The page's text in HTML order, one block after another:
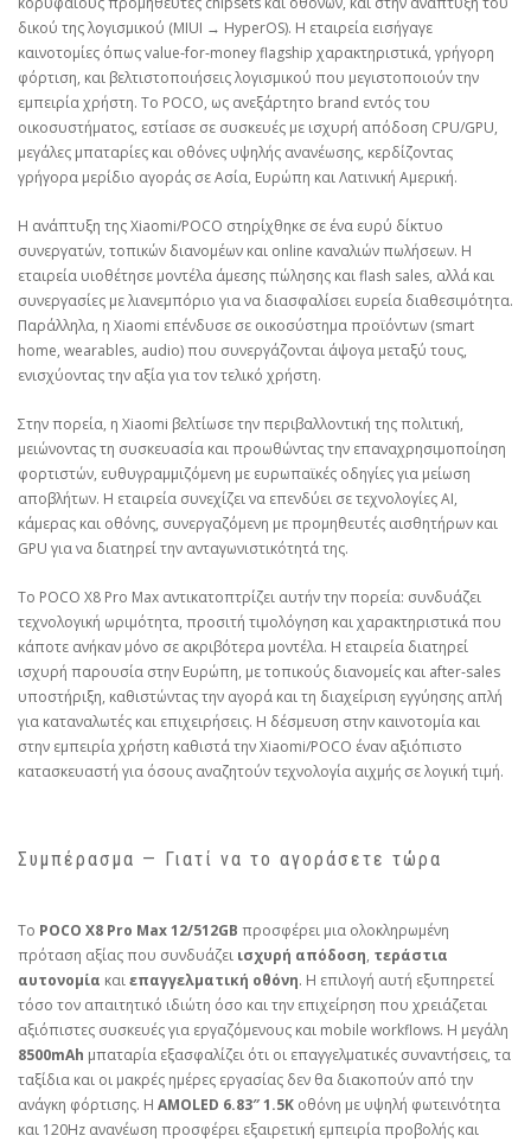
δικού της λογισμικού (MIUI → HyperOS). Η εταιρεία εισήγαγε
καινοτομίες όπως value‑for‑money flagship χαρακτηριστικά, γρήγορη
φόρτιση, και βελτιστοποιήσεις λογισμικού που μεγιστοποιούν την
εμπειρία χρήστη. Το POCO, ως ανεξάρτητο brand εντός του
οικοσυστήματος, εστίασε σε συσκευές με ισχυρή απόδοση CPU/GPU,
μεγάλες μπαταρίες και οθόνες υψηλής ανανέωσης, κερδίζοντας
γρήγορα μερίδιο αγοράς σε Ασία, Ευρώπη και Λατινική Αμερική.
Η ανάπτυξη της Xiaomi/POCO στηρίχθηκε σε ένα ευρύ δίκτυο
συνεργατών, τοπικών διανομέων και online καναλιών πωλήσεων. Η
εταιρεία υιοθέτησε μοντέλα άμεσης πώλησης και flash sales, αλλά και
συνεργασίες με λιανεμπόριο για να διασφαλίσει ευρεία διαθεσιμότητα.
Παράλληλα, η Xiaomi επένδυσε σε οικοσύστημα προϊόντων (smart
home, wearables, audio) που συνεργάζονται άψογα μεταξύ τους,
ενισχύοντας την αξία για τον τελικό χρήστη.
Στην πορεία, η Xiaomi βελτίωσε την περιβαλλοντική της πολιτική,
μειώνοντας τη συσκευασία και προωθώντας την επαναχρησιμοποίηση
φορτιστών, ευθυγραμμιζόμενη με ευρωπαϊκές οδηγίες για μείωση
αποβλήτων. Η εταιρεία συνεχίζει να επενδύει σε τεχνολογίες AI,
κάμερας και οθόνης, συνεργαζόμενη με προμηθευτές αισθητήρων και
GPU για να διατηρεί την ανταγωνιστικότητά της.
Το POCO X8 Pro Max αντικατοπτρίζει αυτήν την πορεία: συνδυάζει
τεχνολογική ωριμότητα, προσιτή τιμολόγηση και χαρακτηριστικά που
κάποτε ανήκαν μόνο σε ακριβότερα μοντέλα. Η εταιρεία διατηρεί
ισχυρή παρουσία στην Ευρώπη, με τοπικούς διανομείς και after‑sales
υποστήριξη, καθιστώντας την αγορά και τη διαχείριση εγγύησης απλή
για καταναλωτές και επιχειρήσεις. Η δέσμευση στην καινοτομία και
στην εμπειρία χρήστη καθιστά την Xiaomi/POCO έναν αξιόπιστο
κατασκευαστή για όσους αναζητούν τεχνολογία αιχμής σε λογική τιμή.
Συμπέρασμα — Γιατί να το αγοράσετε τώρα
Το POCO X8 Pro Max 12/512GB προσφέρει μια ολοκληρωμένη
πρόταση αξίας που συνδυάζει ισχυρή απόδοση, τεράστια
αυτονομία καιεπαγγελματική οθόνη. Η επιλογή αυτή εξυπηρετεί
τόσο τον απαιτητικό ιδιώτη όσο και την επιχείρηση που χρειάζεται
αξιόπιστες συσκευές για εργαζόμενους και mobile workflows. Η μεγάλη
8500mAh μπαταρία εξασφαλίζει ότι οι επαγγελματικές συναντήσεις, τα
ταξίδια και οι μακρές ημέρες εργασίας δεν θα διακοπούν από την
ανάγκη φόρτισης. Η AMOLED 6.83″ 1.5K οθόνη με υψηλή φωτεινότητα
και 120Hz ανανέωση προσφέρει εξαιρετική εμπειρία προβολής και